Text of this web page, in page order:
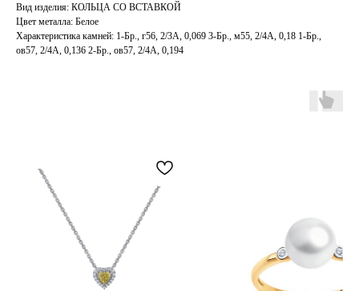
Вид изделия: КОЛЬЦА СО ВСТАВКОЙ
Цвет металла: Белое
Характеристика камней: 1-Бр., г56, 2/3А, 0,069 3-Бр., м55, 2/4А, 0,18 1-Бр.,
ов57, 2/4А, 0,136 2-Бр., ов57, 2/4А, 0,194